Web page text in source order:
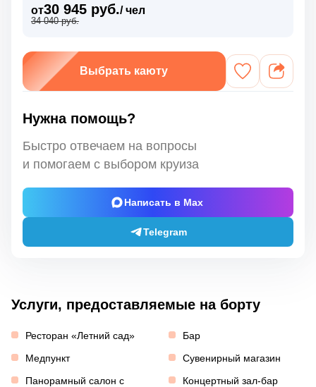
от30 945 руб./ чел
34 040 руб.
Выбрать каюту
Нужна помощь?
Быстро отвечаем на вопросы
и помогаем с выбором круиза
Написать в Max
Telegram
Услуги, предоставляемые на борту
Ресторан «Летний сад»
Бар
Медпункт
Сувенирный магазин
Панорамный салон с
Концертный зал-бар